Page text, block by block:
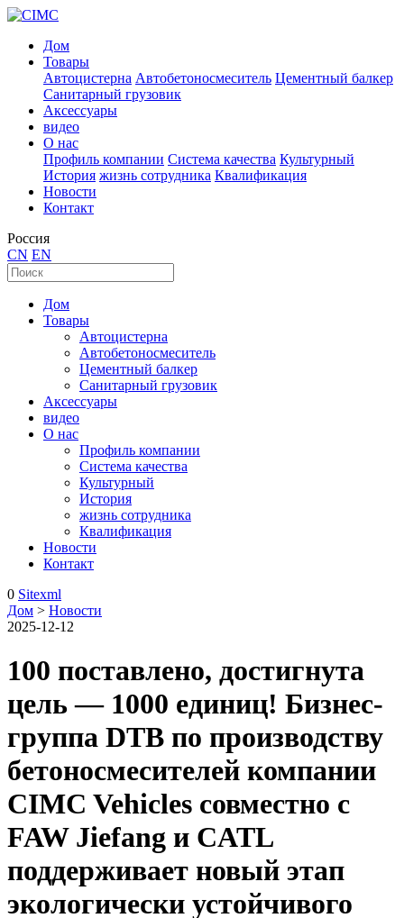
Дом
Товары
Автоцистерна Автобетоносмеситель Цементный балкер
Санитарный грузовик
Аксессуары
видео
О нас
Профиль компании Система качества Культурный
История жизнь сотрудника Квалификация
Новости
Контакт
Россия
CN EN
Дом
Товары
Автоцистерна
Автобетоносмеситель
Цементный балкер
Санитарный грузовик
Аксессуары
видео
О нас
Профиль компании
Система качества
Культурный
История
жизнь сотрудника
Квалификация
Новости
Контакт
0 Sitexml
Дом > Новости
2025-12-12
100 поставлено, достигнута
цель — 1000 единиц! Бизнес-
группа DTB по производству
бетоносмесителей компании
CIMC Vehicles совместно с
FAW Jiefang и CATL
поддерживает новый этап
экологически устойчивого